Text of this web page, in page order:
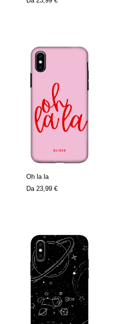
Oh la la
Da 23,99 €